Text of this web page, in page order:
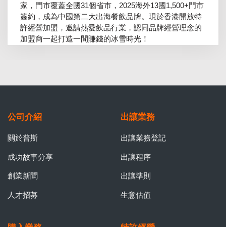
家，門市覆蓋全國31個省市，2025海外13國1,500+門市
簽約，成為中國第二大出海餐飲品牌。現於香港開放特
許經營加盟，邀請熱愛飲品行業，認同品牌經營理念的
加盟商一起打造一間賺錢的冰雪時光！
公司介紹
關於普斯
成功故事分享
創業新聞
人才招募
出讓業務
出讓業務登記
出讓程序
出讓準則
生意估值